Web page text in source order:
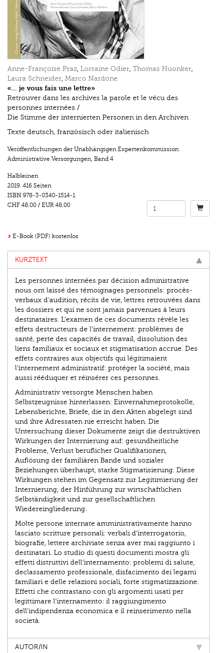
Anne-Françoise Praz, Lorraine Odier, Thomas Huonker,
Laura Schneider, Marco Nardone
«... je vous fais une lettre»
Retrouver dans les archives la parole et le vécu des
personnes internées /
Die Stimme der internierten Personen in den Archiven
Texte deutsch, französisch oder italienisch
Veröffentlichungen der Unabhängigen Expertenkommission
Administrative Versorgungen, Band 4
Halbleinen
2019. 416 Seiten
ISBN 978-3-0340-1514-1
CHF 48.00 / EUR 48.00
E-Book (PDF) kostenlos
KURZTEXT
Les personnes internées par décision administrative
nous ont laissé des témoignages personnels: procès-
verbaux d’audition, récits de vie, lettres retrouvées dans
les dossiers et qui ne sont jamais parvenues à leurs
destinataires. L’examen de ces documents révèle les
effets destructeurs de l’internement: problèmes de
santé, perte des capacités de travail, dissolution des
liens familiaux et sociaux et stigmatisation accrue. Des
effets contraires aux objectifs qui légitimaient
l’internement administratif: protéger la société, mais
aussi rééduquer et réinsérer ces personnes.
Administrativ versorgte Menschen haben
Selbstzeugnisse hinterlassen: Einvernahmeprotokolle,
Lebensberichte, Briefe, die in den Akten abgelegt sind
und ihre Adressaten nie erreicht haben. Die
Untersuchung dieser Dokumente zeigt die destruktiven
Wirkungen der Internierung auf: gesundheitliche
Probleme, Verlust beruflicher Qualifikationen,
Auflösung der familiären Bande und sozialer
Beziehungen überhaupt, starke Stigmatisierung. Diese
Wirkungen stehen im Gegensatz zur Legitimierung der
Internierung, der Hinführung zur wirtschaftlichen
Selbständigkeit und zur gesellschaftlichen
Wiedereingliederung.
Molte persone internate amministrativamente hanno
lasciato scritture personali: verbali d’interrogatorio,
biografie, lettere archiviate senza aver mai raggiunto i
destinatari. Lo studio di questi documenti mostra gli
effetti distruttivi dell’internamento: problemi di salute,
declassamento professionale, disfacimento dei legami
familiari e delle relazioni sociali, forte stigmatizzazione.
Effetti che contrastano con gli argomenti usati per
legittimare l’internamento: il raggiungimento
dell’indipendenza economica e il reinserimento nella
società.
AUTOR/IN